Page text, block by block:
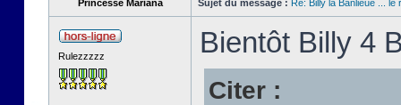
Princesse Mariana Sujet du message : Re: Billy la Banlieue ... le
Rulezzzzz Bientôt Billy 4
Citer :